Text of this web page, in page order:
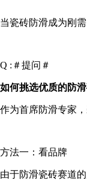
当瓷砖防滑成为刚
Q :＃提问＃
如何挑选优质的防滑
作为首席防滑专家
方法一：看品牌
由于防滑瓷砖赛道